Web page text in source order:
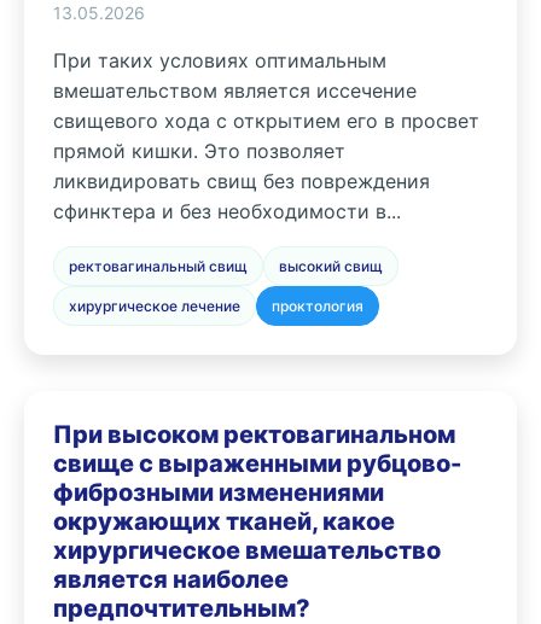
13.05.2026
При таких условиях оптимальным
вмешательством является иссечение
свищевого хода с открытием его в просвет
прямой кишки. Это позволяет
ликвидировать свищ без повреждения
сфинктера и без необходимости в...
ректовагинальный свищ высокий свищ
хирургическое лечение проктология
При высоком ректовагинальном
свище с выраженными рубцово-
фиброзными изменениями
окружающих тканей, какое
хирургическое вмешательство
является наиболее
предпочтительным?